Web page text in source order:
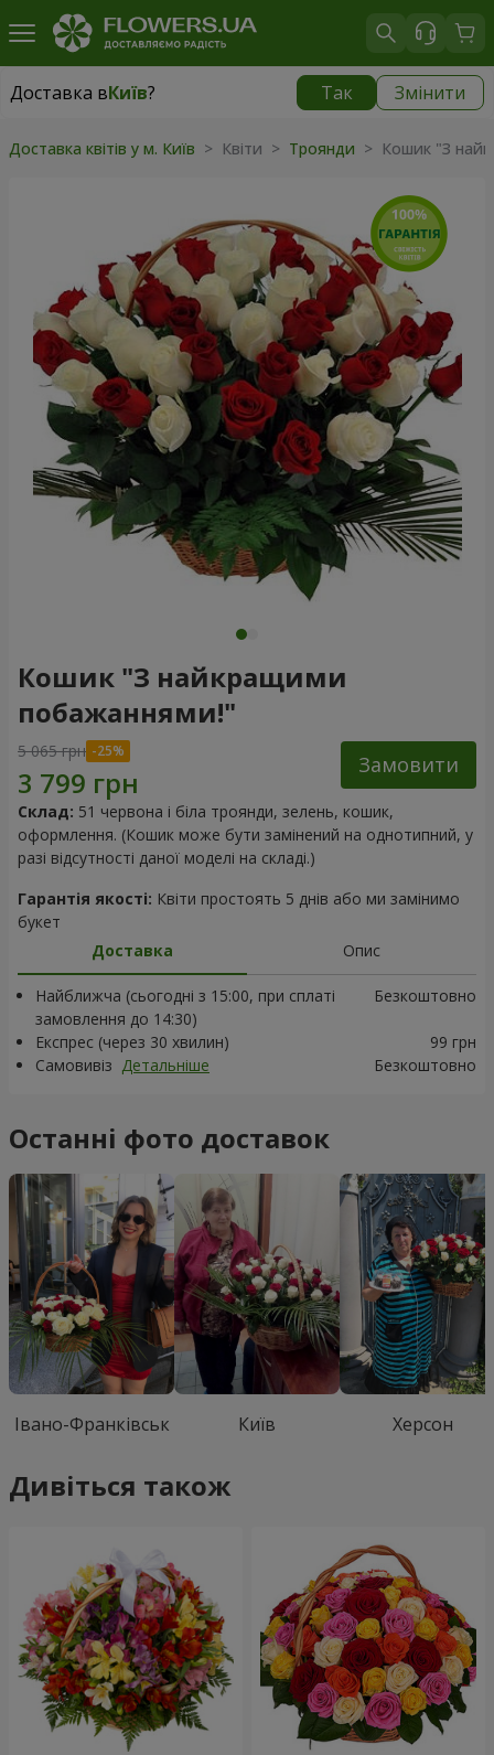
Доставка вКиїв? Так Змінити
Доставка вКиїв
Доставка квітів у м. Київ > Квіти > Троянди > Кошик "З
Кошик "З найкращими
побажаннями!"
5 065 грн
Замовити
Склад: 51 червона і біла троянди, зелень, кошик,
оформлення. (Кошик може бути замінений на однотипний, у
разі відсутності даної моделі на складі.)
Гарантія якості: Квіти простоять 5 днів або ми замінимо
букет
Доставка
Опис
Найближча (сьогодні з 15:00, при сплаті
замовлення до 14:30)
Безкоштовно
Експрес (через 30 хвилин)
99 грн
Самовивіз Детальніше Безкоштовно
Останні фото доставок
Івано-Франківськ Київ Херсон
Дивіться також